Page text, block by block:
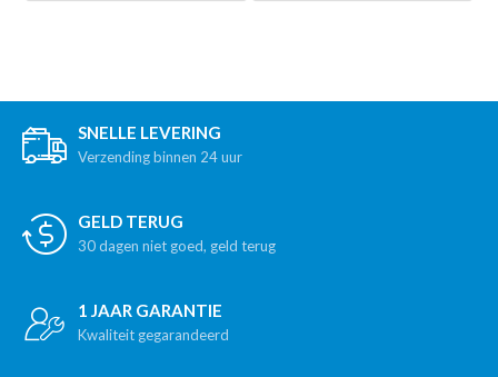
SNELLE LEVERING
Verzending binnen 24 uur
GELD TERUG
30 dagen niet goed, geld terug
1 JAAR GARANTIE
Kwaliteit gegarandeerd